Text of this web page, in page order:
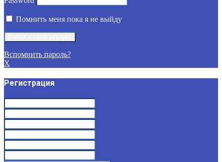
Помнить меня пока я не выйду
Вспомнить пароль?
X
Регистрация